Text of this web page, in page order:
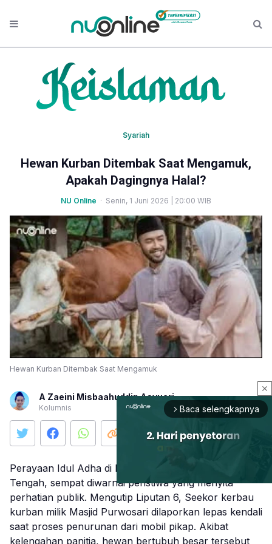
Syariah
Hewan Kurban Ditembak Saat Mengamuk,
Apakah Dagingnya Halal?
NU Online · Senin, 1 Juni 2026 | 20:00 WIB
Hewan Kurban Ditembak Saat Mengamuk
A Zaeini Misbaahuddin Asyuari
Kolumnis
Perayaan Idul Adha di Kabupaten Kudus, Jawa
Tengah, sempat diwarnai peristiwa yang menyita
perhatian publik. Mengutip Liputan 6, Seekor kerbau
kurban milik Masjid Purwosari dilaporkan lepas kendali
saat proses penurunan dari mobil pikap. Akibat
kelengahan panitia, hewan bertubuh besar tersebut
close
arrow_forward_ios Baca selengkapnya
Mute